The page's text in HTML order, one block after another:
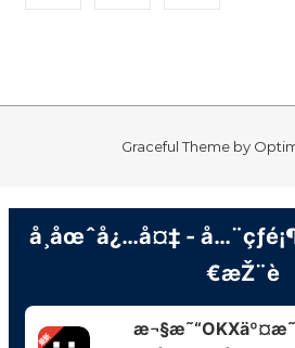
Graceful Theme by